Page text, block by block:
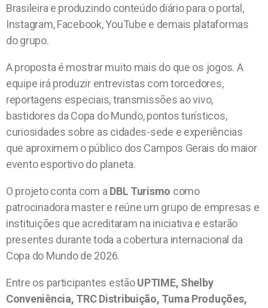
Brasileira e produzindo conteúdo diário para o portal,
Instagram, Facebook, YouTube e demais plataformas
do grupo.
A proposta é mostrar muito mais do que os jogos. A
equipe irá produzir entrevistas com torcedores,
reportagens especiais, transmissões ao vivo,
bastidores da Copa do Mundo, pontos turísticos,
curiosidades sobre as cidades-sede e experiências
que aproximem o público dos Campos Gerais do maior
evento esportivo do planeta.
O projeto conta com a DBL Turismo como
patrocinadora master e reúne um grupo de empresas e
instituições que acreditaram na iniciativa e estarão
presentes durante toda a cobertura internacional da
Copa do Mundo de 2026.
Entre os participantes estãoUPTIME, Shelby
Conveniência, TRC Distribuição, Tuma Produções,